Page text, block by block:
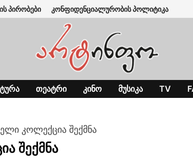
პირობები კონფიდენციალურობის პოლიტიკა
ᲗᲔᲐᲢᲠᲘ ᲙᲘᲜᲝ ᲛᲣᲡᲘᲙᲐ TV
კოლექცია შექმნა
შექმნა